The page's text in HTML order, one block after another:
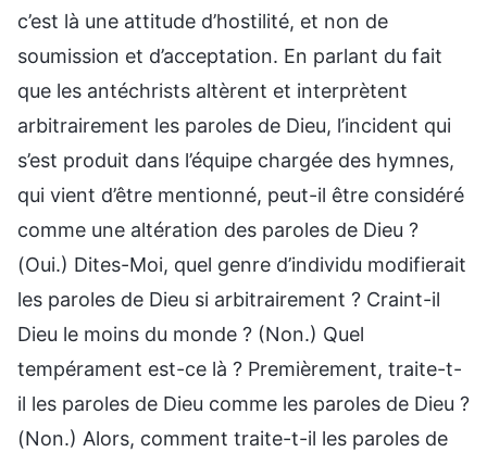
c’est là une attitude d’hostilité, et non de
soumission et d’acceptation. En parlant du fait
que les antéchrists altèrent et interprètent
arbitrairement les paroles de Dieu, l’incident qui
s’est produit dans l’équipe chargée des hymnes,
qui vient d’être mentionné, peut-il être considéré
comme une altération des paroles de Dieu ?
(Oui.) Dites-Moi, quel genre d’individu modifierait
les paroles de Dieu si arbitrairement ? Craint-il
Dieu le moins du monde ? (Non.) Quel
tempérament est-ce là ? Premièrement, traite-t-
il les paroles de Dieu comme les paroles de Dieu ?
(Non.) Alors, comment traite-t-il les paroles de